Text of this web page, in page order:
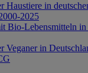
Haustiere in
2025
Bio-Lebensmitteln
Veganer in